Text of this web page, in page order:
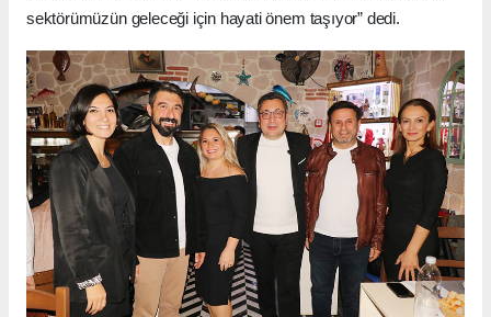
sektörümüzün geleceği için hayati önem taşıyor” dedi.